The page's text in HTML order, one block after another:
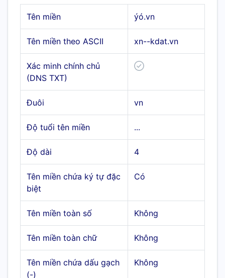
Tên miền ýó.vn
Tên miền theo ASCII xn--kdat.vn
Xác minh chính chủ
(DNS TXT)
Đuôi vn
Độ tuổi tên miền ...
Độ dài 4
Tên miền chứa ký tự đặc
biệt
Có
Tên miền toàn số Không
Tên miền toàn chữ Không
Tên miền chứa dấu gạch
(-)
Không